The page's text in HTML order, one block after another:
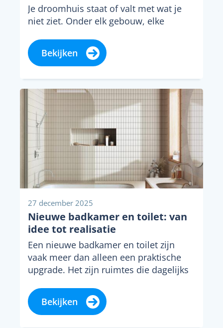
Je droomhuis staat of valt met wat je
niet ziet. Onder elk gebouw, elke
Bekijken
27 december 2025
Nieuwe badkamer en toilet: van
idee tot realisatie
Een nieuwe badkamer en toilet zijn
vaak meer dan alleen een praktische
upgrade. Het zijn ruimtes die dagelijks
Bekijken